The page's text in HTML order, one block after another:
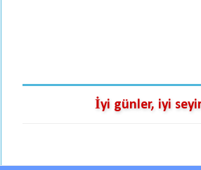
İyi günler, iyi